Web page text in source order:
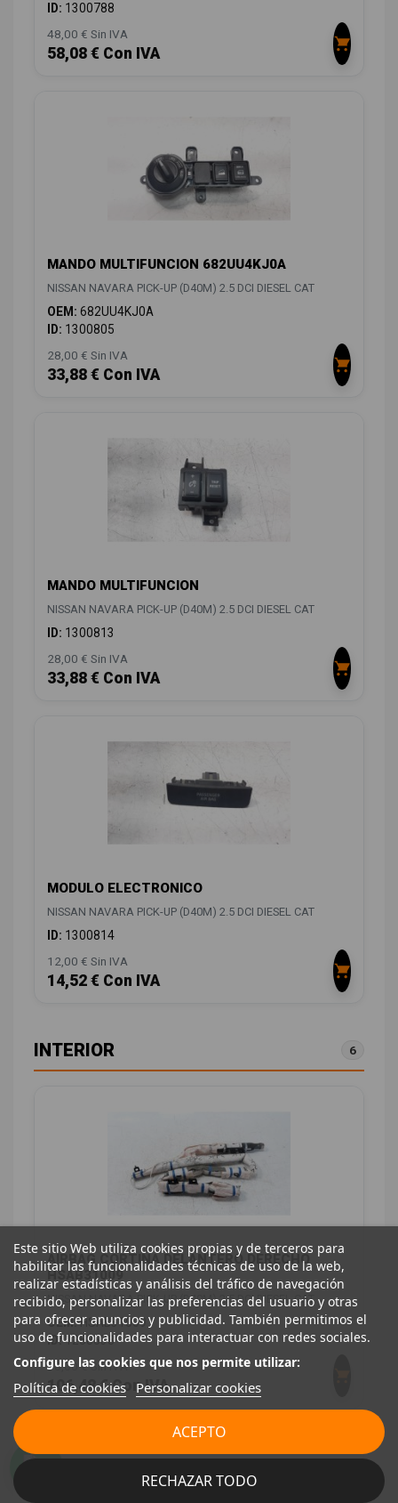
ID: 1300788
48,00 € Sin IVA
58,08 € Con IVA
MANDO MULTIFUNCION 682UU4KJ0A
NISSAN NAVARA PICK-UP (D40M) 2.5 DCI DIESEL CAT
OEM: 682UU4KJ0A
ID: 1300805
28,00 € Sin IVA
33,88 € Con IVA
MANDO MULTIFUNCION
NISSAN NAVARA PICK-UP (D40M) 2.5 DCI DIESEL CAT
ID: 1300813
28,00 € Sin IVA
33,88 € Con IVA
MODULO ELECTRONICO
NISSAN NAVARA PICK-UP (D40M) 2.5 DCI DIESEL CAT
ID: 1300814
12,00 € Sin IVA
14,52 € Con IVA
INTERIOR 6
AIRBAG CORTINA DELANTERO DERECHO
HSAB31009
NISSAN NAVARA PICK-UP (D40M) 2.5 DCI DIESEL CAT
OEM:HSAB31009
ID:1258538
88,00 € Sin IVA
106,48 € Con IVA
Este sitio Web utiliza cookies propias y de terceros para
habilitar las funcionalidades técnicas de uso de la web,
realizar estadísticas y análisis del tráfico de navegación
recibido, personalizar las preferencias del usuario y otras
para ofrecer anuncios y publicidad. También permitimos el
uso de funcionalidades para interactuar con redes sociales.
Configure las cookies que nos permite utilizar:
Política de cookies Personalizar cookies
RECHAZAR TODO
ACEPTO